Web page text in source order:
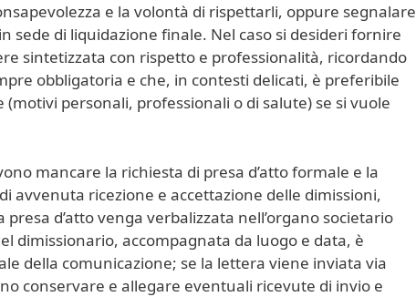
e la volontà di rispettarli, oppure segnalare
sede di liquidazione finale. Nel caso si desideri fornire
sintetizzata con rispetto e professionalità, ricordando
obbligatoria e che, in contesti delicati, è preferibile
personali, professionali o di salute) se si vuole
mancare la richiesta di presa d’atto formale e la
avvenuta ricezione e accettazione delle dimissioni,
d’atto venga verbalizzata nell’organo societario
dimissionario, accompagnata da luogo e data, è
della comunicazione; se la lettera viene inviata via
conservare e allegare eventuali ricevute di invio e